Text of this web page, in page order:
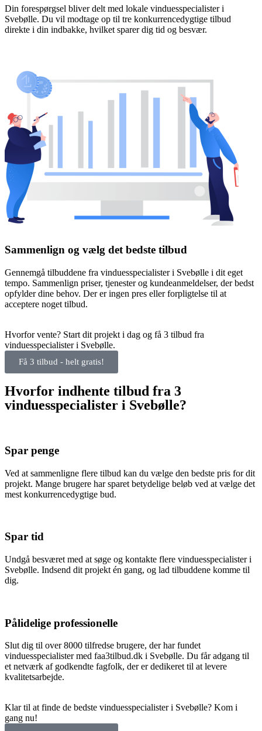
Din forespørgsel bliver delt med lokale vinduesspecialister i
Svebølle. Du vil modtage op til tre konkurrencedygtige tilbud
direkte i din indbakke, hvilket sparer dig tid og besvær.
Sammenlign og vælg det bedste tilbud
Gennemgå tilbuddene fra vinduesspecialister i Svebølle i dit eget
tempo. Sammenlign priser, tjenester og kundeanmeldelser, der bedst
opfylder dine behov. Der er ingen pres eller forpligtelse til at
acceptere noget tilbud.
Hvorfor vente? Start dit projekt i dag og få 3 tilbud fra
vinduesspecialister i Svebølle.
Få 3 tilbud - helt gratis!
Hvorfor indhente tilbud fra 3
vinduesspecialister i Svebølle?
Spar penge
Ved at sammenligne flere tilbud kan du vælge den bedste pris for dit
projekt. Mange brugere har sparet betydelige beløb ved at vælge det
mest konkurrencedygtige bud.
Spar tid
Undgå besværet med at søge og kontakte flere vinduesspecialister i
Svebølle. Indsend dit projekt én gang, og lad tilbuddene komme til
dig.
Pålidelige professionelle
Slut dig til over 8000 tilfredse brugere, der har fundet
vinduesspecialister med faa3tilbud.dk i Svebølle. Du får adgang til
et netværk af godkendte fagfolk, der er dedikeret til at levere
kvalitetsarbejde.
Klar til at finde de bedste vinduesspecialister i Svebølle? Kom i
gang nu!